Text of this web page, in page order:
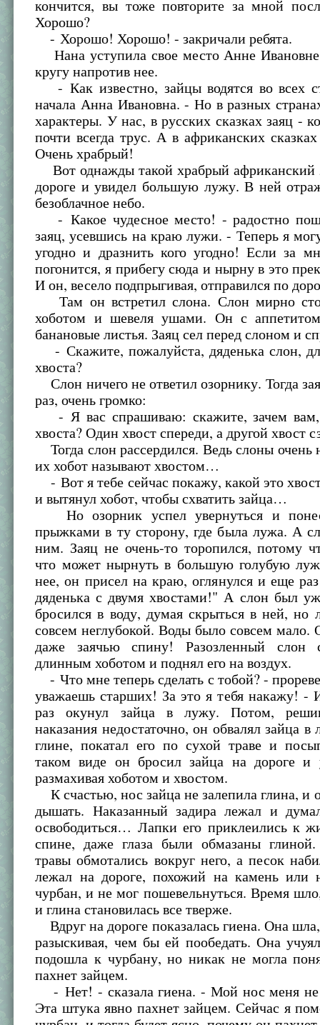
кончится, вы тоже повторите за мной
Хорошо?
- Хорошо! Хорошо! - закричали ребята.
Нана уступила свое место Анне
кругу напротив нее.
- Как известно, зайцы водятся во всех
начала Анна Ивановна. - Но в разных
характеры. У нас, в русских сказках заяц -
почти всегда трус. А в африканских
Очень храбрый!
Вот однажды такой храбрый африканский
дороге и увидел большую лужу. В ней
безоблачное небо.
- Какое чудесное место! - радостно
заяц, усевшись на краю лужи. - Теперь я
угодно и дразнить кого угодно! Если за
погонится, я прибегу сюда и нырну в это
И он, весело подпрыгивая, отправился по
Там он встретил слона. Слон мирно
хоботом и шевеля ушами. Он с
банановые листья. Заяц сел перед слоном и
- Скажите, пожалуйста, дяденька слон,
хвоста?
Слон ничего не ответил озорнику. Тогда
раз, очень громко:
- Я вас спрашиваю: скажите, зачем вам,
хвоста? Один хвост спереди, а другой хвост
Тогда слон рассердился. Ведь слоны очень
их хобот называют хвостом…
- Вот я тебе сейчас покажу, какой это
и вытянул хобот, чтобы схватить зайца…
Но озорник успел увернуться и
прыжками в ту сторону, где была лужа. А
ним. Заяц не очень-то торопился, потому
что может нырнуть в большую голубую
нее, он присел на краю, оглянулся и еще
дяденька с двумя хвостами!" А слон был
бросился в воду, думая скрыться в ней, но
совсем неглубокой. Воды было совсем мало.
даже заячью спину! Разозленный слон
длинным хоботом и поднял его на воздух.
- Что мне теперь сделать с тобой? -
уважаешь старших! За это я тебя накажу! -
раз окунул зайца в лужу. Потом,
наказания недостаточно, он обвалял зайца
глине, покатал его по сухой траве и
таком виде он бросил зайца на дороге и
размахивая хоботом и хвостом.
К счастью, нос зайца не залепила глина, и
дышать. Наказанный задира лежал и
освободиться… Лапки его приклеились к
спине, даже глаза были обмазаны
травы обмотались вокруг него, а песок
лежал на дороге, похожий на камень или
чурбан, и не мог пошевельнуться. Время
и глина становилась все тверже.
Вдруг на дороге показалась гиена. Она
разыскивая, чем бы ей пообедать. Она
подошла к чурбану, но никак не могла
пахнет зайцем.
- Нет! - сказала гиена. - Мой нос меня
Эта штука явно пахнет зайцем. Сейчас я